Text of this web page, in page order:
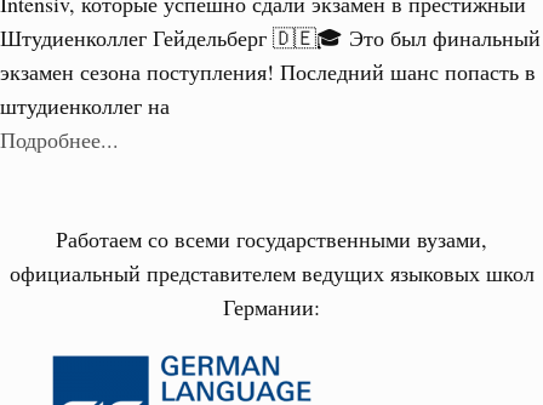
Штудиенколлег Гейдельберг 🇩🇪🎓 Это был финальный
экзамен сезона поступления! Последний шанс попасть в
штудиенколлег на
Подробнее...
Работаем со всеми государственными вузами,
официальный представителем ведущих языковых школ
Германии: